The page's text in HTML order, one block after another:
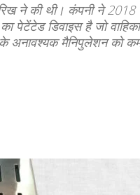
ने की थी। कंपनी ने 2018
पेटेंटेड डिवाइस है जो
के अनावश्यक मैनिपुलेशन को